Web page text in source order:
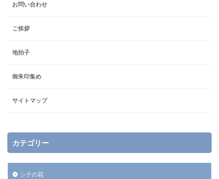
お問い合わせ
ご挨拶
地拍子
御朱印集め
サイトマップ
カテゴリー
シテの花